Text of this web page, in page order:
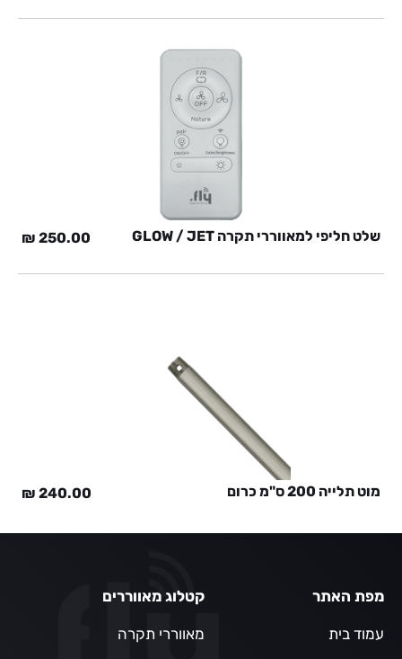
שלט חליפי למאווררי תקרה GLOW / JET 250.00
₪
מוט תלייה 200 ס"מ כרום 240.00
₪
מפת האתר
עמוד בית
קטלוג מאווררים
מאווררי תקרה